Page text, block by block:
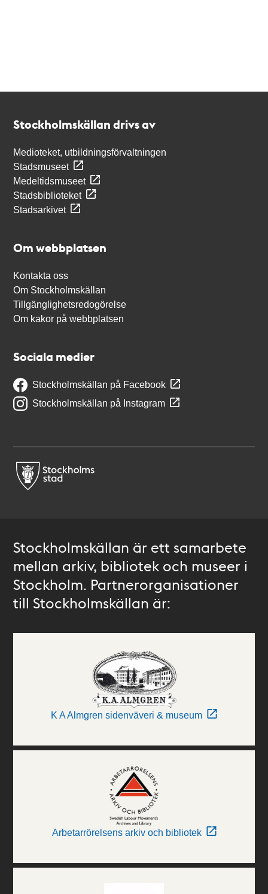
Stockholmskällan drivs av
Medioteket, utbildningsförvaltningen
Stadsmuseet
Medeltidsmuseet
Stadsbiblioteket
Stadsarkivet
Om webbplatsen
Kontakta oss
Om Stockholmskällan
Tillgänglighetsredogörelse
Om kakor på webbplatsen
Sociala medier
Stockholmskällan på Facebook
Stockholmskällan på Instagram
Stockholmskällan är ett samarbete
mellan arkiv, bibliotek och museer i
Stockholm. Partnerorganisationer
till Stockholmskällan är:
K A Almgren sidenväveri & museum
Arbetarrörelsens arkiv och bibliotek